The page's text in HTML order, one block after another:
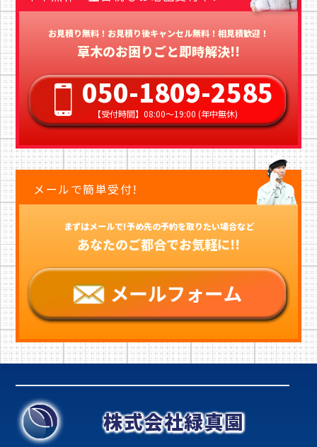
お見積り無料！お見積り後キャンセル無料！相見積歓迎！
草木のお困りごと即時解決!!
050-1809-2585
【受付時間】08:00〜19:00 (年中無休)
メールで簡単受付!
まずはメールで!予め先の予約を取りたい場合など
あなたのご都合でお気軽に!!
株式会社緑真園